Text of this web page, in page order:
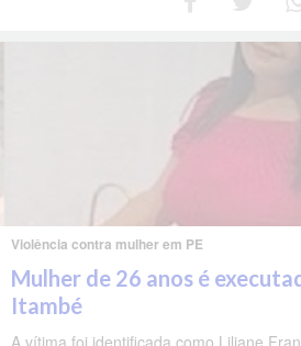
Violência contra mulher em PE
Mulher de 26 anos é
Itambé
A vítima foi identificada como Liliane